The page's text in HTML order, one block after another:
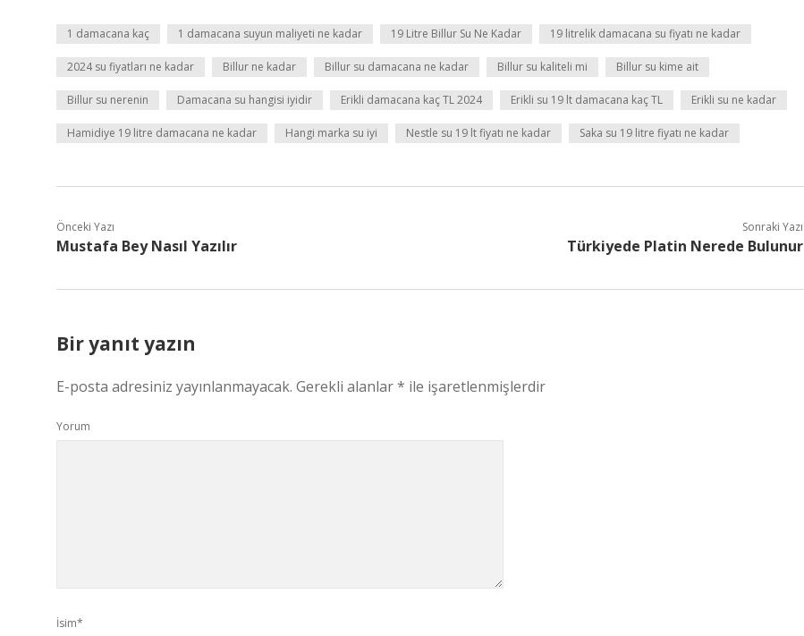
1 damacana kaç 1 damacana suyun maliyeti ne kadar 19 Litre Billur Su Ne Kadar 19 litrelik damacana su fiyatı ne kadar
2024 su fiyatları ne kadar Billur ne kadar Billur su damacana ne kadar Billur su kaliteli mi Billur su kime ait
Billur su nerenin Damacana su hangisi iyidir Erikli damacana kaç TL 2024 Erikli su 19 lt damacana kaç TL Erikli su ne kadar
Hamidiye 19 litre damacana ne kadar Hangi marka su iyi Nestle su 19 lt fiyatı ne kadar Saka su 19 litre fiyatı ne kadar
Önceki Yazı
Mustafa Bey Nasıl Yazılır
Sonraki Yazı
Türkiyede Platin Nerede Bulunur
Bir yanıt yazın
E-posta adresiniz yayınlanmayacak. Gerekli alanlar* ile işaretlenmişlerdir
Yorum
İsim*